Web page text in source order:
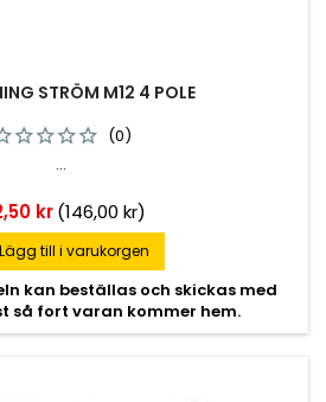
STRÖM M12 4 POLE
(0)
...
kr(146,00 kr)
Lägg till i varukorgen
kan beställas och skickas med
så fort varan kommer hem.